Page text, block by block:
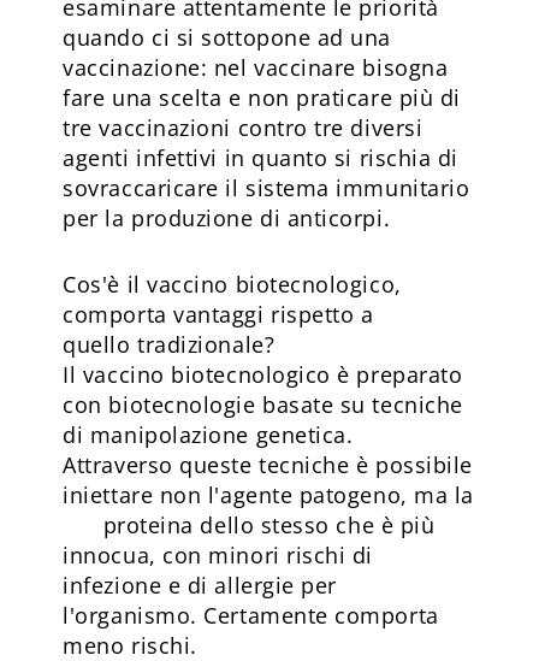
esaminare attentamente le priorità
quando ci si sottopone ad una
vaccinazione: nel vaccinare bisogna
fare una scelta e non praticare più di
tre vaccinazioni contro tre diversi
agenti infettivi in quanto si rischia di
sovraccaricare il sistema immunitario
per la produzione di anticorpi.
Cos'è il vaccino biotecnologico,
comporta vantaggi rispetto a
quello tradizionale?
Il vaccino biotecnologico è preparato
con biotecnologie basate su tecniche
di manipolazione genetica.
Attraverso queste tecniche è possibile
iniettare non l'agente patogeno, ma la
proteina dello stesso che è più
innocua, con minori rischi di
infezione e di allergie per
l'organismo. Certamente comporta
meno rischi.